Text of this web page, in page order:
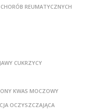
REUMATYCZNYCH
CUKRZYCY
KWAS MOCZOWY
OCZYSZCZAJĄCA